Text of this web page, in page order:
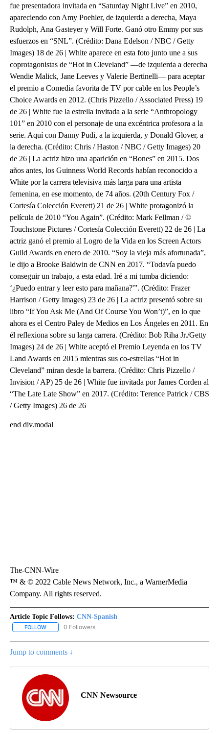
fue presentadora invitada en “Saturday Night Live” en 2010,
apareciendo con Amy Poehler, de izquierda a derecha, Maya
Rudolph, Ana Gasteyer y Will Forte. Ganó otro Emmy por sus
esfuerzos en “SNL”. (Crédito: Dana Edelson / NBC / Getty
Images) 18 de 26 | White aparece en esta foto junto une a sus
coprotagonistas de “Hot in Cleveland” —de izquierda a derecha
Wendie Malick, Jane Leeves y Valerie Bertinelli— para aceptar
el premio a Comedia favorita de TV por cable en los People’s
Choice Awards en 2012. (Chris Pizzello / Associated Press) 19
de 26 | White fue la estrella invitada a la serie “Anthropology
101” en 2010 con el personaje de una excéntrica profesora a la
serie. Aquí con Danny Pudi, a la izquierda, y Donald Glover, a
la derecha. (Crédito: Chris / Haston / NBC / Getty Images) 20
de 26 | La actriz hizo una aparición en “Bones” en 2015. Dos
años antes, los Guinness World Records habían reconocido a
White por la carrera televisiva más larga para una artista
femenina, en ese momento, de 74 años. (20th Century Fox /
Cortesía Colección Everett) 21 de 26 | White protagonizó la
película de 2010 “You Again”. (Crédito: Mark Fellman / ©
Touchstone Pictures / Cortesía Colección Everett) 22 de 26 | La
actriz ganó el premio al Logro de la Vida en los Screen Actors
Guild Awards en enero de 2010. “Soy la vieja más afortunada”,
le dijo a Brooke Baldwin de CNN en 2017. “Todavía puedo
conseguir un trabajo, a esta edad. Iré a mi tumba diciendo:
‘¿Puedo entrar y leer esto para mañana?'”. (Crédito: Frazer
Harrison / Getty Images) 23 de 26 | La actriz presentó sobre su
libro “If You Ask Me (And Of Course You Won’t)”, en lo que
ahora es el Centro Paley de Medios en Los Ángeles en 2011. En
él reflexiona sobre su larga carrera. (Crédito: Bob Riha Jr./Getty
Images) 24 de 26 | White aceptó el Premio Leyenda en los TV
Land Awards en 2015 mientras sus co-estrellas “Hot in
Cleveland” miran desde la barrera. (Crédito: Chris Pizzello /
Invision / AP) 25 de 26 | White fue invitada por James Corden al
“The Late Late Show” en 2017. (Crédito: Terence Patrick / CBS
/ Getty Images) 26 de 26
end div.modal
The-CNN-Wire
™ & © 2022 Cable News Network, Inc., a WarnerMedia
Company. All rights reserved.
Article Topic Follows: CNN-Spanish
FOLLOW FOLLOW "CNN-SPANISH" TO RECEIVE NOTIFICATIONS ABOUT
0 Followers
Jump to comments ↓
CNN Newsource